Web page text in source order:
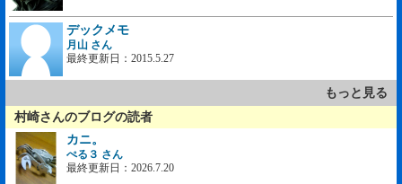
デックメモ
月山 さん
最終更新日：2015.5.27
もっと見る
村崎さんのブログの読者
カニ。
ぺる３ さん
最終更新日：2026.7.20